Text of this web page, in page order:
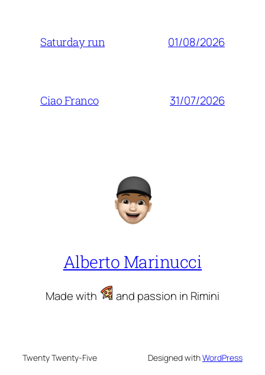
Saturday run 01/08/2026
Ciao Franco 31/07/2026
Alberto Marinucci
Made with and passion in Rimini
Twenty Twenty-Five Designed withWordPress